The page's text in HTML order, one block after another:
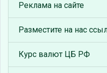
Реклама на сайте
Разместите на нас
Курс валют ЦБ РФ